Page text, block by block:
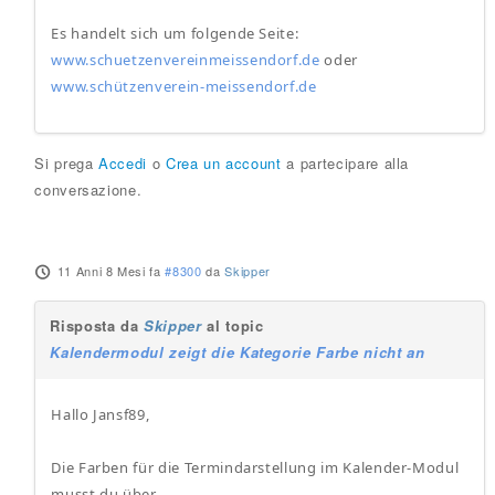
Es handelt sich um folgende Seite:
www.schuetzenvereinmeissendorf.de oder
www.schützenverein-meissendorf.de
Si pregaAccedi o Crea un account a partecipare alla
conversazione.
11 Anni 8 Mesi fa #8300 daSkipper
Risposta daSkipperal topic
Kalendermodul zeigt die Kategorie Farbe nicht an
Hallo Jansf89,
Die Farben für die Termindarstellung im Kalender-Modul